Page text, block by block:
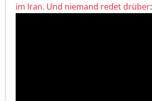
im Iran. Und niemand redet drüber: